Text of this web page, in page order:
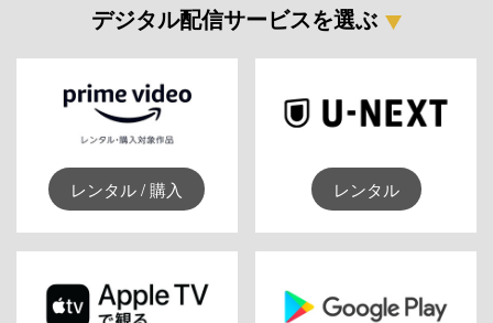
デジタル配信サービスを選ぶ
レンタル / 購入 レンタル